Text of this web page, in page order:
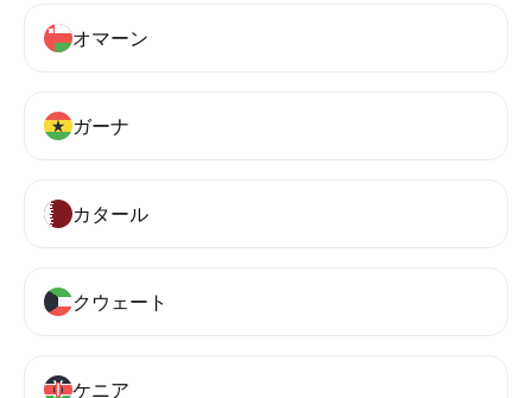
オマーン
ガーナ
カタール
クウェート
ケニア